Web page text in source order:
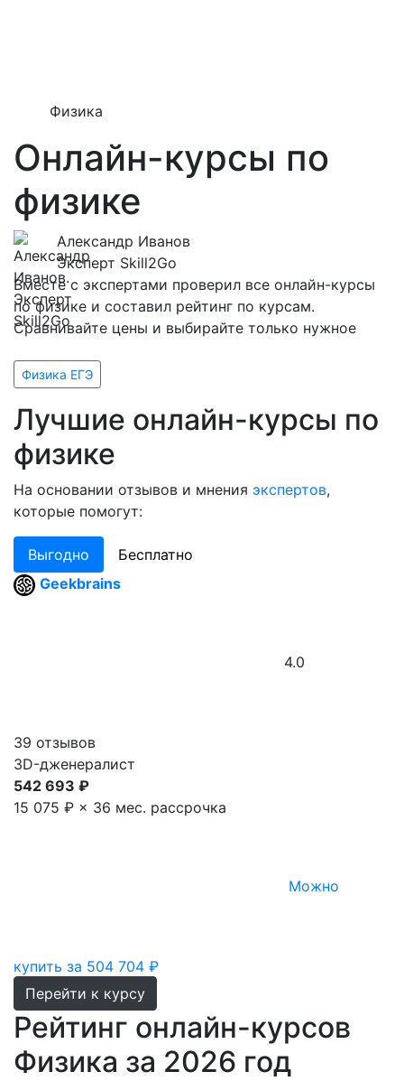
Физика
Онлайн-курсы по
физике
Александр Иванов
Эксперт Skill2Go
Вместе с экспертами проверил все онлайн-курсы
по физике и составил рейтинг по курсам.
Сравнивайте цены и выбирайте только нужное
Физика ЕГЭ
Лучшие онлайн-курсы по
физике
На основании отзывов и мнения экспертов,
которые помогут:
Выгодно
Бесплатно
Geekbrains
4.0
39 отзывов
3D-дженералист
542 693 ₽
15 075 ₽ × 36 мес. рассрочка
Можно
купить за 504 704 ₽
Перейти к курсу
Рейтинг онлайн-курсов
Физика за 2026 год